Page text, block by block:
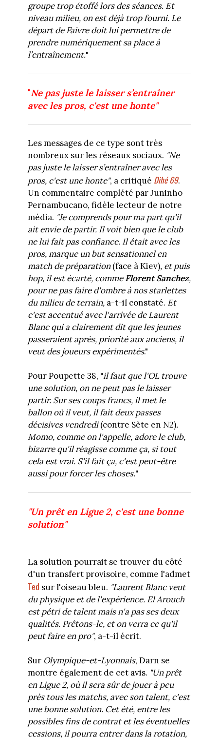
groupe trop étoffé lors des séances. Et
niveau milieu, on est déjà trop fourni. Le
départ de Faivre doit lui permettre de
prendre numériquement sa place à
l’entraînement."
"Ne pas juste le laisser s’entraîner
avec les pros, c'est une honte"
Les messages de ce type sont très
nombreux sur les réseaux sociaux. "Ne
pas juste le laisser s’entraîner avec les
pros, c'est une honte", a critiqué Dihé 69.
Un commentaire complété par Juninho
Pernambucano, fidèle lecteur de notre
média. "Je comprends pour ma part qu'il
ait envie de partir. Il voit bien que le club
ne lui fait pas confiance. Il était avec les
pros, marque un but sensationnel en
match de préparation(face à Kiev), et puis
hop, il est écarté, commeFlorent Sanchez,
pour ne pas faire d'ombre à nos starlettes
du milieu de terrain,a-t-il constaté. Et
c'est accentué avec l'arrivée de Laurent
Blanc qui a clairement dit que les jeunes
passeraient après, priorité aux anciens, il
veut des joueurs expérimentés."
Pour Poupette 38, "il faut que l'OL trouve
une solution, on ne peut pas le laisser
partir. Sur ses coups francs, il met le
ballon où il veut, il fait deux passes
décisives vendredi(contre Sète en N2).
Momo, comme on l'appelle, adore le club,
bizarre qu'il réagisse comme ça, si tout
cela est vrai. S'il fait ça, c'est peut-être
aussi pour forcer les choses."
"Un prêt en Ligue 2, c'est une bonne
solution"
La solution pourrait se trouver du côté
d'un transfert provisoire, comme l'admet
Ted sur l'oiseau bleu. "Laurent Blanc veut
du physique et de l'expérience. El Arouch
est pétri de talent mais n'a pas ses deux
qualités. Prêtons-le, et on verra ce qu'il
peut faire en pro", a-t-il écrit.
Sur Olympique-et-Lyonnais, Darn se
montre également de cet avis. "Un prêt
en Ligue 2, où il sera sûr de jouer à peu
près tous les matchs, avec son talent, c'est
une bonne solution. Cet été, entre les
possibles fins de contrat et les éventuelles
cessions, il pourra entrer dans la rotation,